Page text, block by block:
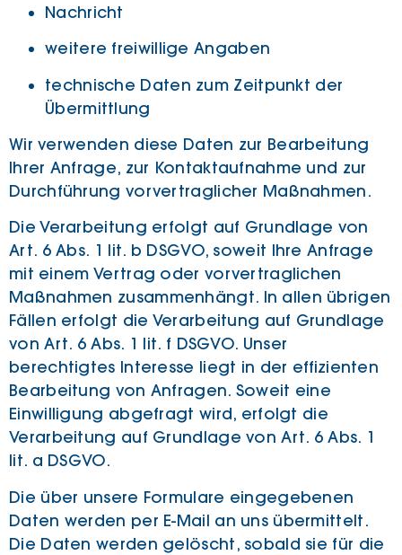
Nachricht
weitere freiwillige Angaben
technische Daten zum Zeitpunkt der
Übermittlung
Wir verwenden diese Daten zur Bearbeitung
Ihrer Anfrage, zur Kontaktaufnahme und zur
Durchführung vorvertraglicher Maßnahmen.
Die Verarbeitung erfolgt auf Grundlage von
Art. 6 Abs. 1 lit. b DSGVO, soweit Ihre Anfrage
mit einem Vertrag oder vorvertraglichen
Maßnahmen zusammenhängt. In allen übrigen
Fällen erfolgt die Verarbeitung auf Grundlage
von Art. 6 Abs. 1 lit. f DSGVO. Unser
berechtigtes Interesse liegt in der effizienten
Bearbeitung von Anfragen. Soweit eine
Einwilligung abgefragt wird, erfolgt die
Verarbeitung auf Grundlage von Art. 6 Abs. 1
lit. a DSGVO.
Die über unsere Formulare eingegebenen
Daten werden per E-Mail an uns übermittelt.
Die Daten werden gelöscht, sobald sie für die